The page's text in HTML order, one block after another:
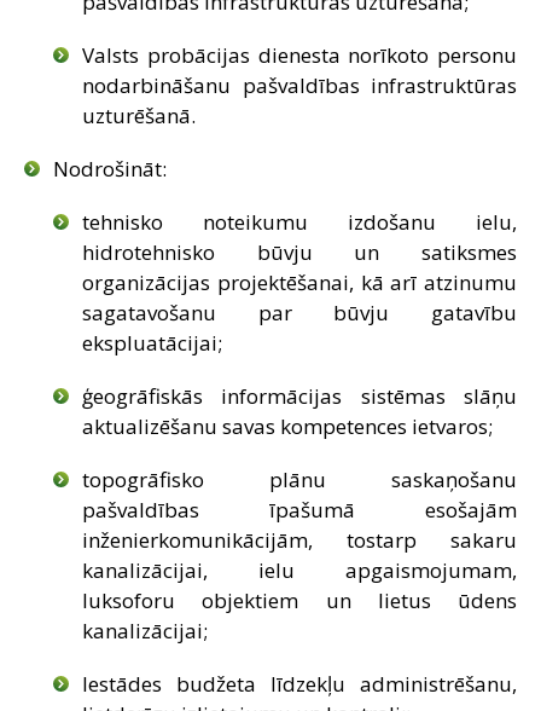
Valsts probācijas dienesta norīkoto personu
nodarbināšanu pašvaldības infrastruktūras
uzturēšanā.
Nodrošināt:
tehnisko noteikumu izdošanu ielu,
hidrotehnisko būvju un satiksmes
organizācijas projektēšanai, kā arī atzinumu
sagatavošanu par būvju gatavību
ekspluatācijai;
ģeogrāfiskās informācijas sistēmas slāņu
aktualizēšanu savas kompetences ietvaros;
topogrāfisko plānu saskaņošanu
pašvaldības īpašumā esošajām
inženierkomunikācijām, tostarp sakaru
kanalizācijai, ielu apgaismojumam,
luksoforu objektiem un lietus ūdens
kanalizācijai;
Iestādes budžeta līdzekļu administrēšanu,